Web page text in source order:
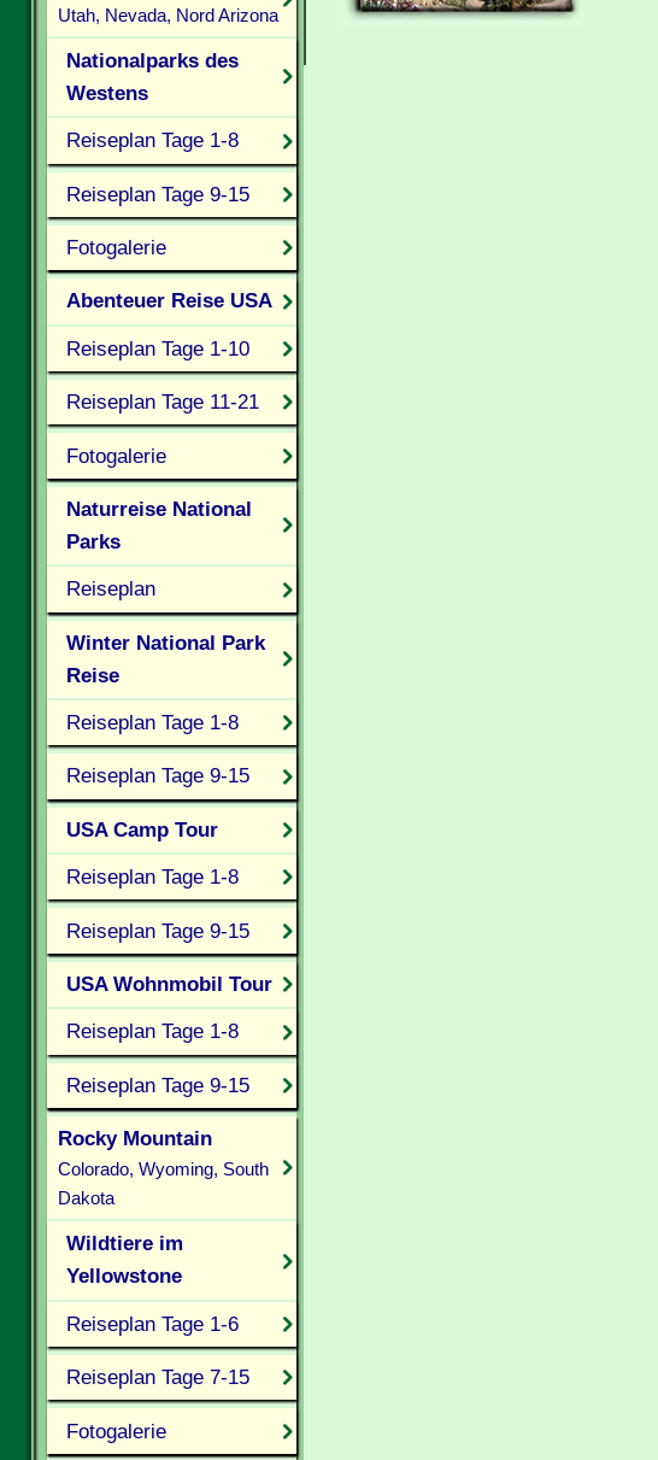
Utah, Nevada, Nord Arizona
Nationalparks des
Westens
Reiseplan Tage 1-8
Reiseplan Tage 9-15
Fotogalerie
Abenteuer Reise USA
Reiseplan Tage 1-10
Reiseplan Tage 11-21
Fotogalerie
Naturreise National
Parks
Reiseplan
Winter National Park
Reise
Reiseplan Tage 1-8
Reiseplan Tage 9-15
USA Camp Tour
Reiseplan Tage 1-8
Reiseplan Tage 9-15
USA Wohnmobil Tour
Reiseplan Tage 1-8
Reiseplan Tage 9-15
Rocky Mountain
Colorado, Wyoming, South
Dakota
Wildtiere im
Yellowstone
Reiseplan Tage 1-6
Reiseplan Tage 7-15
Fotogalerie